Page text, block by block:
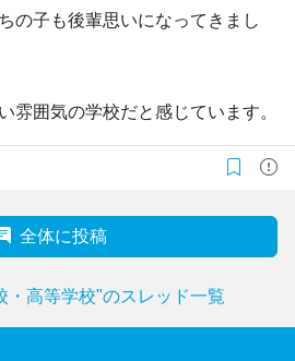
の子も後輩思いになってきまし
雰囲気の学校だと感じています。
全体に投稿
・高等学校"のスレッド一覧